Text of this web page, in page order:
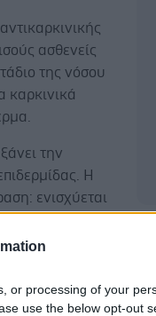
or processing of your
use the below opt-out
ασθενείς
της νόσου
καρκινικά
την
Η
ενισχύεται
συνδετικού